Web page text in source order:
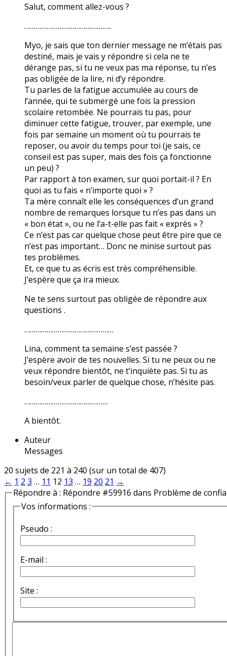
Salut, comment allez-vous ?
………………………………………..
Myo, je sais que ton dernier message ne m’étais pas
destiné, mais je vais y répondre si cela ne te
dérange pas, si tu ne veux pas ma réponse, tu n’es
pas obligée de la lire, ni d’y répondre.
Tu parles de la fatigue accumulée au cours de
l’année, qui te submergé une fois la pression
scolaire retombée. Ne pourrais tu pas, pour
diminuer cette fatigue, trouver, par exemple, une
fois par semaine un moment où tu pourrais te
reposer, ou avoir du temps pour toi (je sais, ce
conseil est pas super, mais des fois ça fonctionne
un peu) ?
Par rapport à ton examen, sur quoi portait-il ? En
quoi as tu fais « n’importe quoi » ?
Ta mère connaît elle les conséquences d’un grand
nombre de remarques lorsque tu n’es pas dans un
« bon état », ou ne l’a-t-elle pas fait « exprès » ?
Ce n’est pas car quelque chose peut être pire que ce
n’est pas important… Donc ne minise surtout pas
tes problèmes.
Et, ce que tu as écris est très compréhensible.
J’espère que ça ira mieux.
Ne te sens surtout pas obligée de répondre aux
questions .
…………………………………………
Lina, comment ta semaine s’est passée ?
J’espère avoir de tes nouvelles. Si tu ne peux ou ne
veux répondre bientôt, ne t’inquiète pas. Si tu as
besoin/veux parler de quelque chose, n’hésite pas.
………………………………………
A bientôt.
Auteur
Messages
20 sujets de 221 à 240 (sur un total de 407)
← 1 2 3 … 11 12 13 … 19 20 21 →
Répondre à : Répondre #59916 dans Problème de
Vos informations :
Pseudo :
E-mail :
Site :